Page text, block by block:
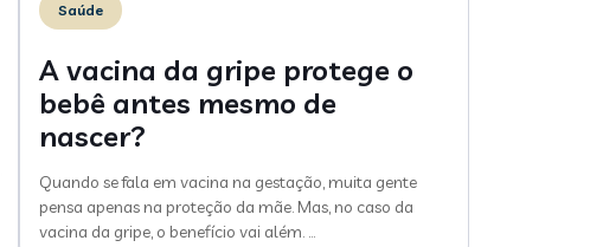
Saúde
A vacina da gripe protege o
bebê antes mesmo de
nascer?
Quando se fala em vacina na gestação, muita gente
pensa apenas na proteção da mãe. Mas, no caso da
vacina da gripe, o benefício vai além. …